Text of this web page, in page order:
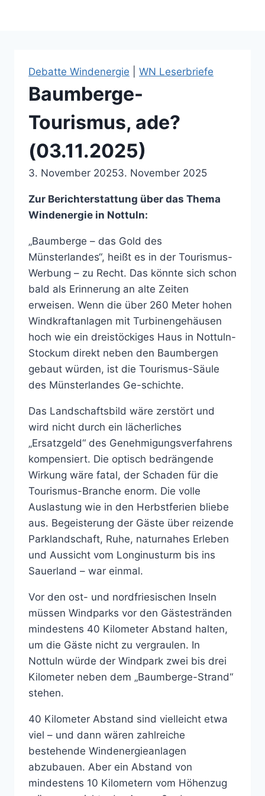
Debatte Windenergie WN Leserbriefe
Baumberge-
Tourismus, ade?
(03.11.2025)
3. November 20253. November 2025
Zur Berichterstattung über das Thema
Windenergie in Nottuln:
„Baumberge – das Gold des
Münsterlandes“, heißt es in der Tourismus-
Werbung – zu Recht. Das könnte sich schon
bald als Erinnerung an alte Zeiten
erweisen. Wenn die über 260 Meter hohen
Windkraftanlagen mit Turbinengehäusen
hoch wie ein dreistöckiges Haus in Nottuln-
Stockum direkt neben den Baumbergen
gebaut würden, ist die Tourismus-Säule
des Münsterlandes Ge-schichte.
Das Landschaftsbild wäre zerstört und
wird nicht durch ein lächerliches
„Ersatzgeld“ des Genehmigungsverfahrens
kompensiert. Die optisch bedrängende
Wirkung wäre fatal, der Schaden für die
Tourismus-Branche enorm. Die volle
Auslastung wie in den Herbstferien bliebe
aus. Begeisterung der Gäste über reizende
Parklandschaft, Ruhe, naturnahes Erleben
und Aussicht vom Longinusturm bis ins
Sauerland – war einmal.
Vor den ost- und nordfriesischen Inseln
müssen Windparks vor den Gästestränden
mindestens 40 Kilometer Abstand halten,
um die Gäste nicht zu vergraulen. In
Nottuln würde der Windpark zwei bis drei
Kilometer neben dem „Baumberge-Strand“
stehen.
40 Kilometer Abstand sind vielleicht etwa
viel – und dann wären zahlreiche
bestehende Windenergieanlagen
abzubauen. Aber ein Abstand von
mindestens 10 Kilometern vom Höhenzug